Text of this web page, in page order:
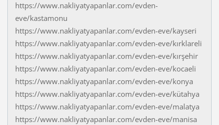
https://www.nakliyatyapanlar.com/evden-
eve/kastamonu
https://www.nakliyatyapanlar.com/evden-eve/kayseri
https://www.nakliyatyapanlar.com/evden-eve/kırklareli
https://www.nakliyatyapanlar.com/evden-eve/kırşehir
https://www.nakliyatyapanlar.com/evden-eve/kocaeli
https://www.nakliyatyapanlar.com/evden-eve/konya
https://www.nakliyatyapanlar.com/evden-eve/kütahya
https://www.nakliyatyapanlar.com/evden-eve/malatya
https://www.nakliyatyapanlar.com/evden-eve/manisa